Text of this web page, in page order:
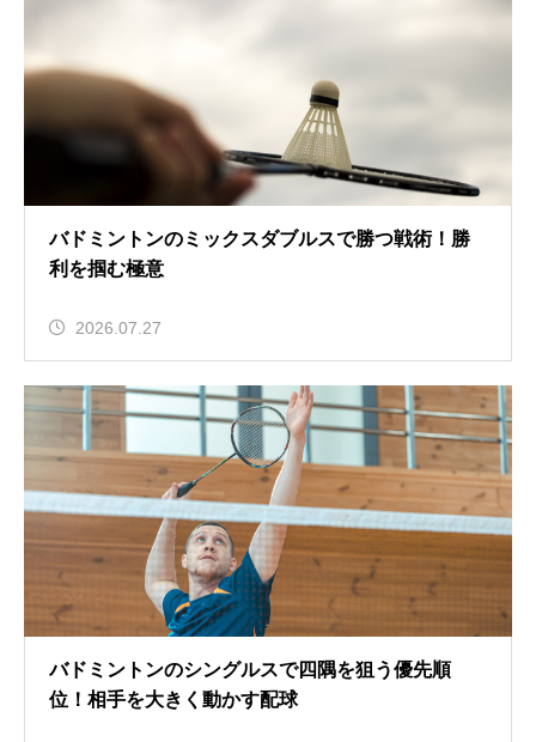
バドミントンのミックスダブルスで勝つ戦術！勝
利を掴む極意
2026.07.27
バドミントンのシングルスで四隅を狙う優先順
位！相手を大きく動かす配球